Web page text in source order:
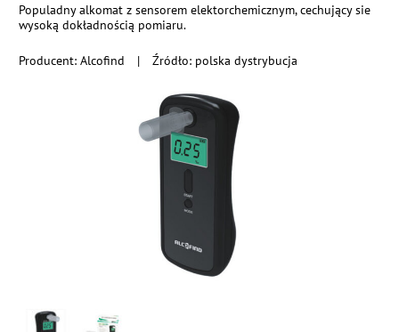
Producent:Alcofind | Źródło: polska dystrybucja
Populadny alkomat z sensorem elektorchemicznym, cechujący sie
wysoką dokładnością pomiaru.